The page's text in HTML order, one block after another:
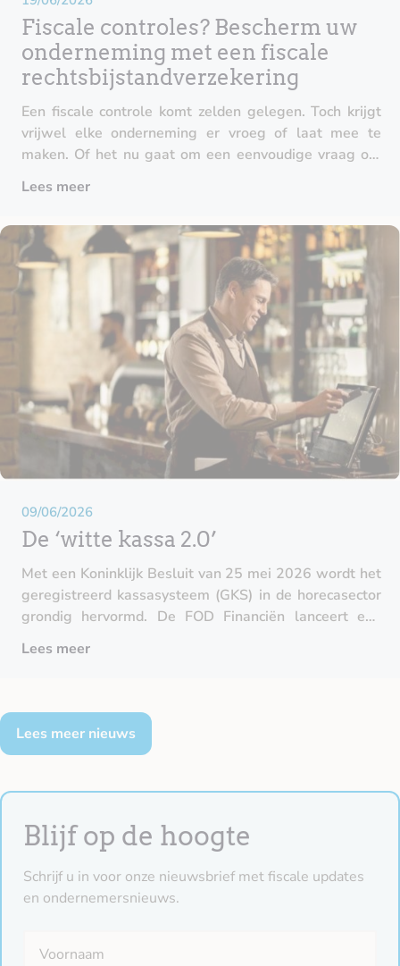
Fiscale controles? Bescherm uw
onderneming met een fiscale
rechtsbijstandverzekering
Een fiscale controle komt zelden gelegen. Toch krijgt
vrijwel elke onderneming er vroeg of laat mee te
maken. Of het nu gaat om een eenvoudige vraag om
inlichtingen, een grondige controle of een betwisting
met de fiscus: de impact kan aanzienlijk zijn – zowel
Lees meer
09/06/2026
De ‘witte kassa 2.0’
Met een Koninklijk Besluit van 25 mei 2026 wordt het
geregistreerd kassasysteem (GKS) in de horecasector
grondig hervormd. De FOD Financiën lanceert een
omvangrijk moderniseringsproject onder de naam ‘GKS
2.0’, dat het bestaande systeem uit 2010 afstemt op
Lees meer
Lees meer nieuws
Blijf op de hoogte
Schrijf u in voor onze nieuwsbrief met fiscale updates
en ondernemersnieuws.